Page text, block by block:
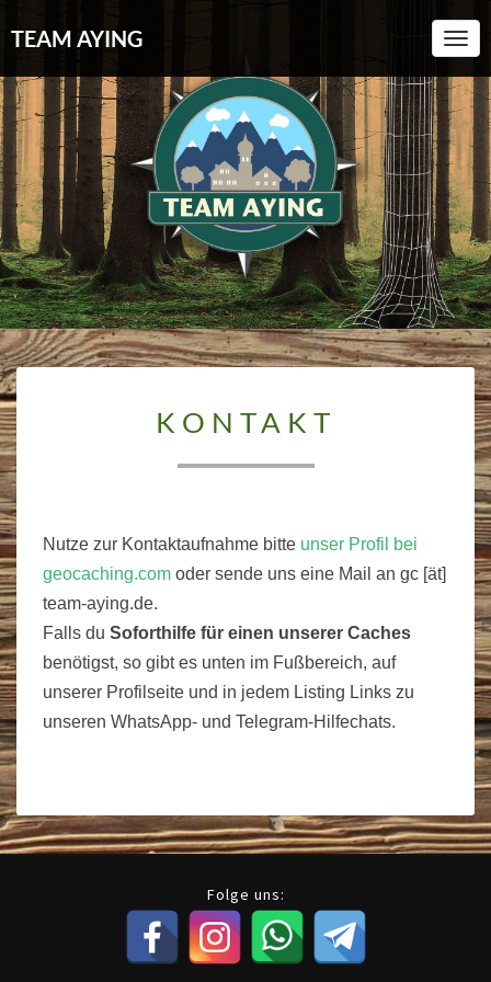
TEAM AYING
KONTAKT
Nutze zur Kontaktaufnahme bitte unser Profil bei
geocaching.com oder sende uns eine Mail an gc [ät]
team-aying.de.
Falls du Soforthilfe für einen unserer Caches
benötigst, so gibt es unten im Fußbereich, auf
unserer Profilseite und in jedem Listing Links zu
unseren WhatsApp- und Telegram-Hilfechats.
Folge uns: